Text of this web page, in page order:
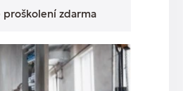
proškolení zdarma